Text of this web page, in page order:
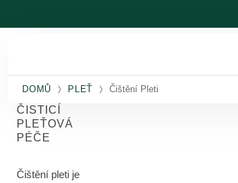
DOMŮ PLEŤ Čištění Pleti
ČISTICÍ
PLEŤOVÁ
PÉČE
Čištění pleti je